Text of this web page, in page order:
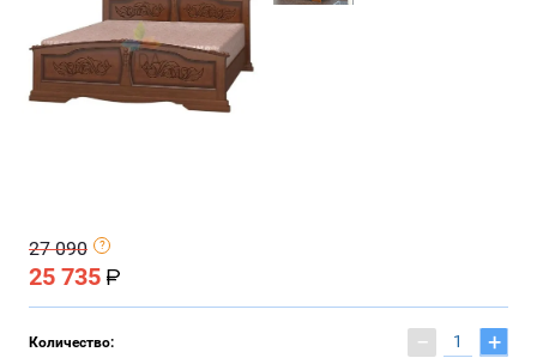
27 090
25 735
Количество: − +